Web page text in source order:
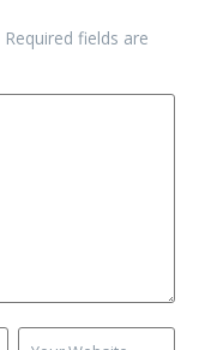
Required fields are